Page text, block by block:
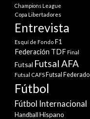
Champions League
Copa Libertadores
Entrevista
Esquí de Fondo F1
Federación TDF Final
Futsal Futsal AFA
Futsal CAFS Futsal Federado
Fútbol
Fútbol Internacional
Handball Hispano